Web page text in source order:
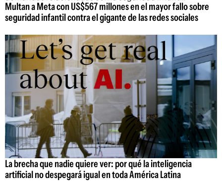
Multan a Meta con US$567 millones en el mayor fallo sobre
seguridad infantil contra el gigante de las redes sociales
La brecha que nadie quiere ver: por qué la inteligencia
artificial no despegará igual en toda América Latina